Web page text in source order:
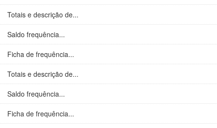
Totais e descrição de...
Saldo frequência...
Ficha de frequência...
Totais e descrição de...
Saldo frequência...
Ficha de frequência...